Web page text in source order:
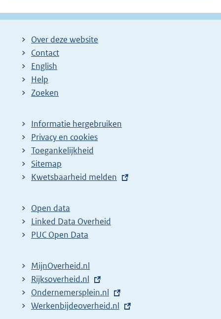
Over deze website
Contact
English
Help
Zoeken
Informatie hergebruiken
Privacy en cookies
Toegankelijkheid
Sitemap
E
t
e
r
l
i
n
k
Kwetsbaarheid melden
Open data
Linked Data Overheid
PUC Open Data
MijnOverheid.nl
E
x
t
Rijksoverheid.nl
e
x
E
x
Ondernemersplein.nl
e
E
Werkenbijdeoverheid.nl